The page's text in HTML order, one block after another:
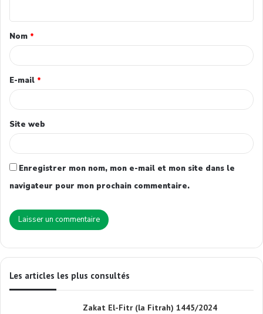
Nom *
E-mail *
Site web
Enregistrer mon nom, mon e-mail et mon site dans le
navigateur pour mon prochain commentaire.
Les articles les plus consultés
Zakat El-Fitr (la Fitrah) 1445/2024